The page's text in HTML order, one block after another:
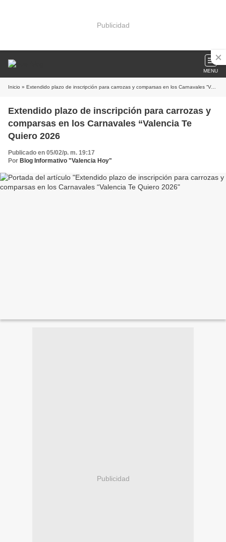
Publicidad
MENU
Inicio » Extendido plazo de inscripción para carrozas y comparsas en los Carnavales “Valencia Te Quiero 2026
Extendido plazo de inscripción para carrozas y
comparsas en los Carnavales “Valencia Te
Quiero 2026
Publicado en 05/02/p. m. 19:17
Por Blog Informativo "Valencia Hoy"
Publicidad